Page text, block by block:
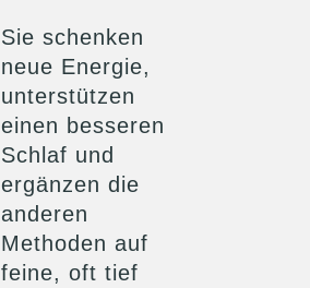
Sie schenken
neue Energie,
unterstützen
einen besseren
Schlaf und
ergänzen die
anderen
Methoden auf
feine, oft tief